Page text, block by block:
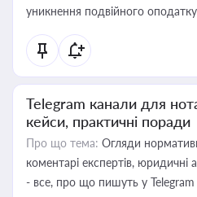
уникнення подвійного
Telegram канали для
кейси, практичні поради
Про що тема: Огляди
коментарі експертів, юридичні
- все, про що пишуть у Telegram